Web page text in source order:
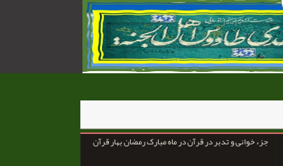
جزء خوانی و تدبر در قرآن در ماه مبارک رمضان بهار قرآن